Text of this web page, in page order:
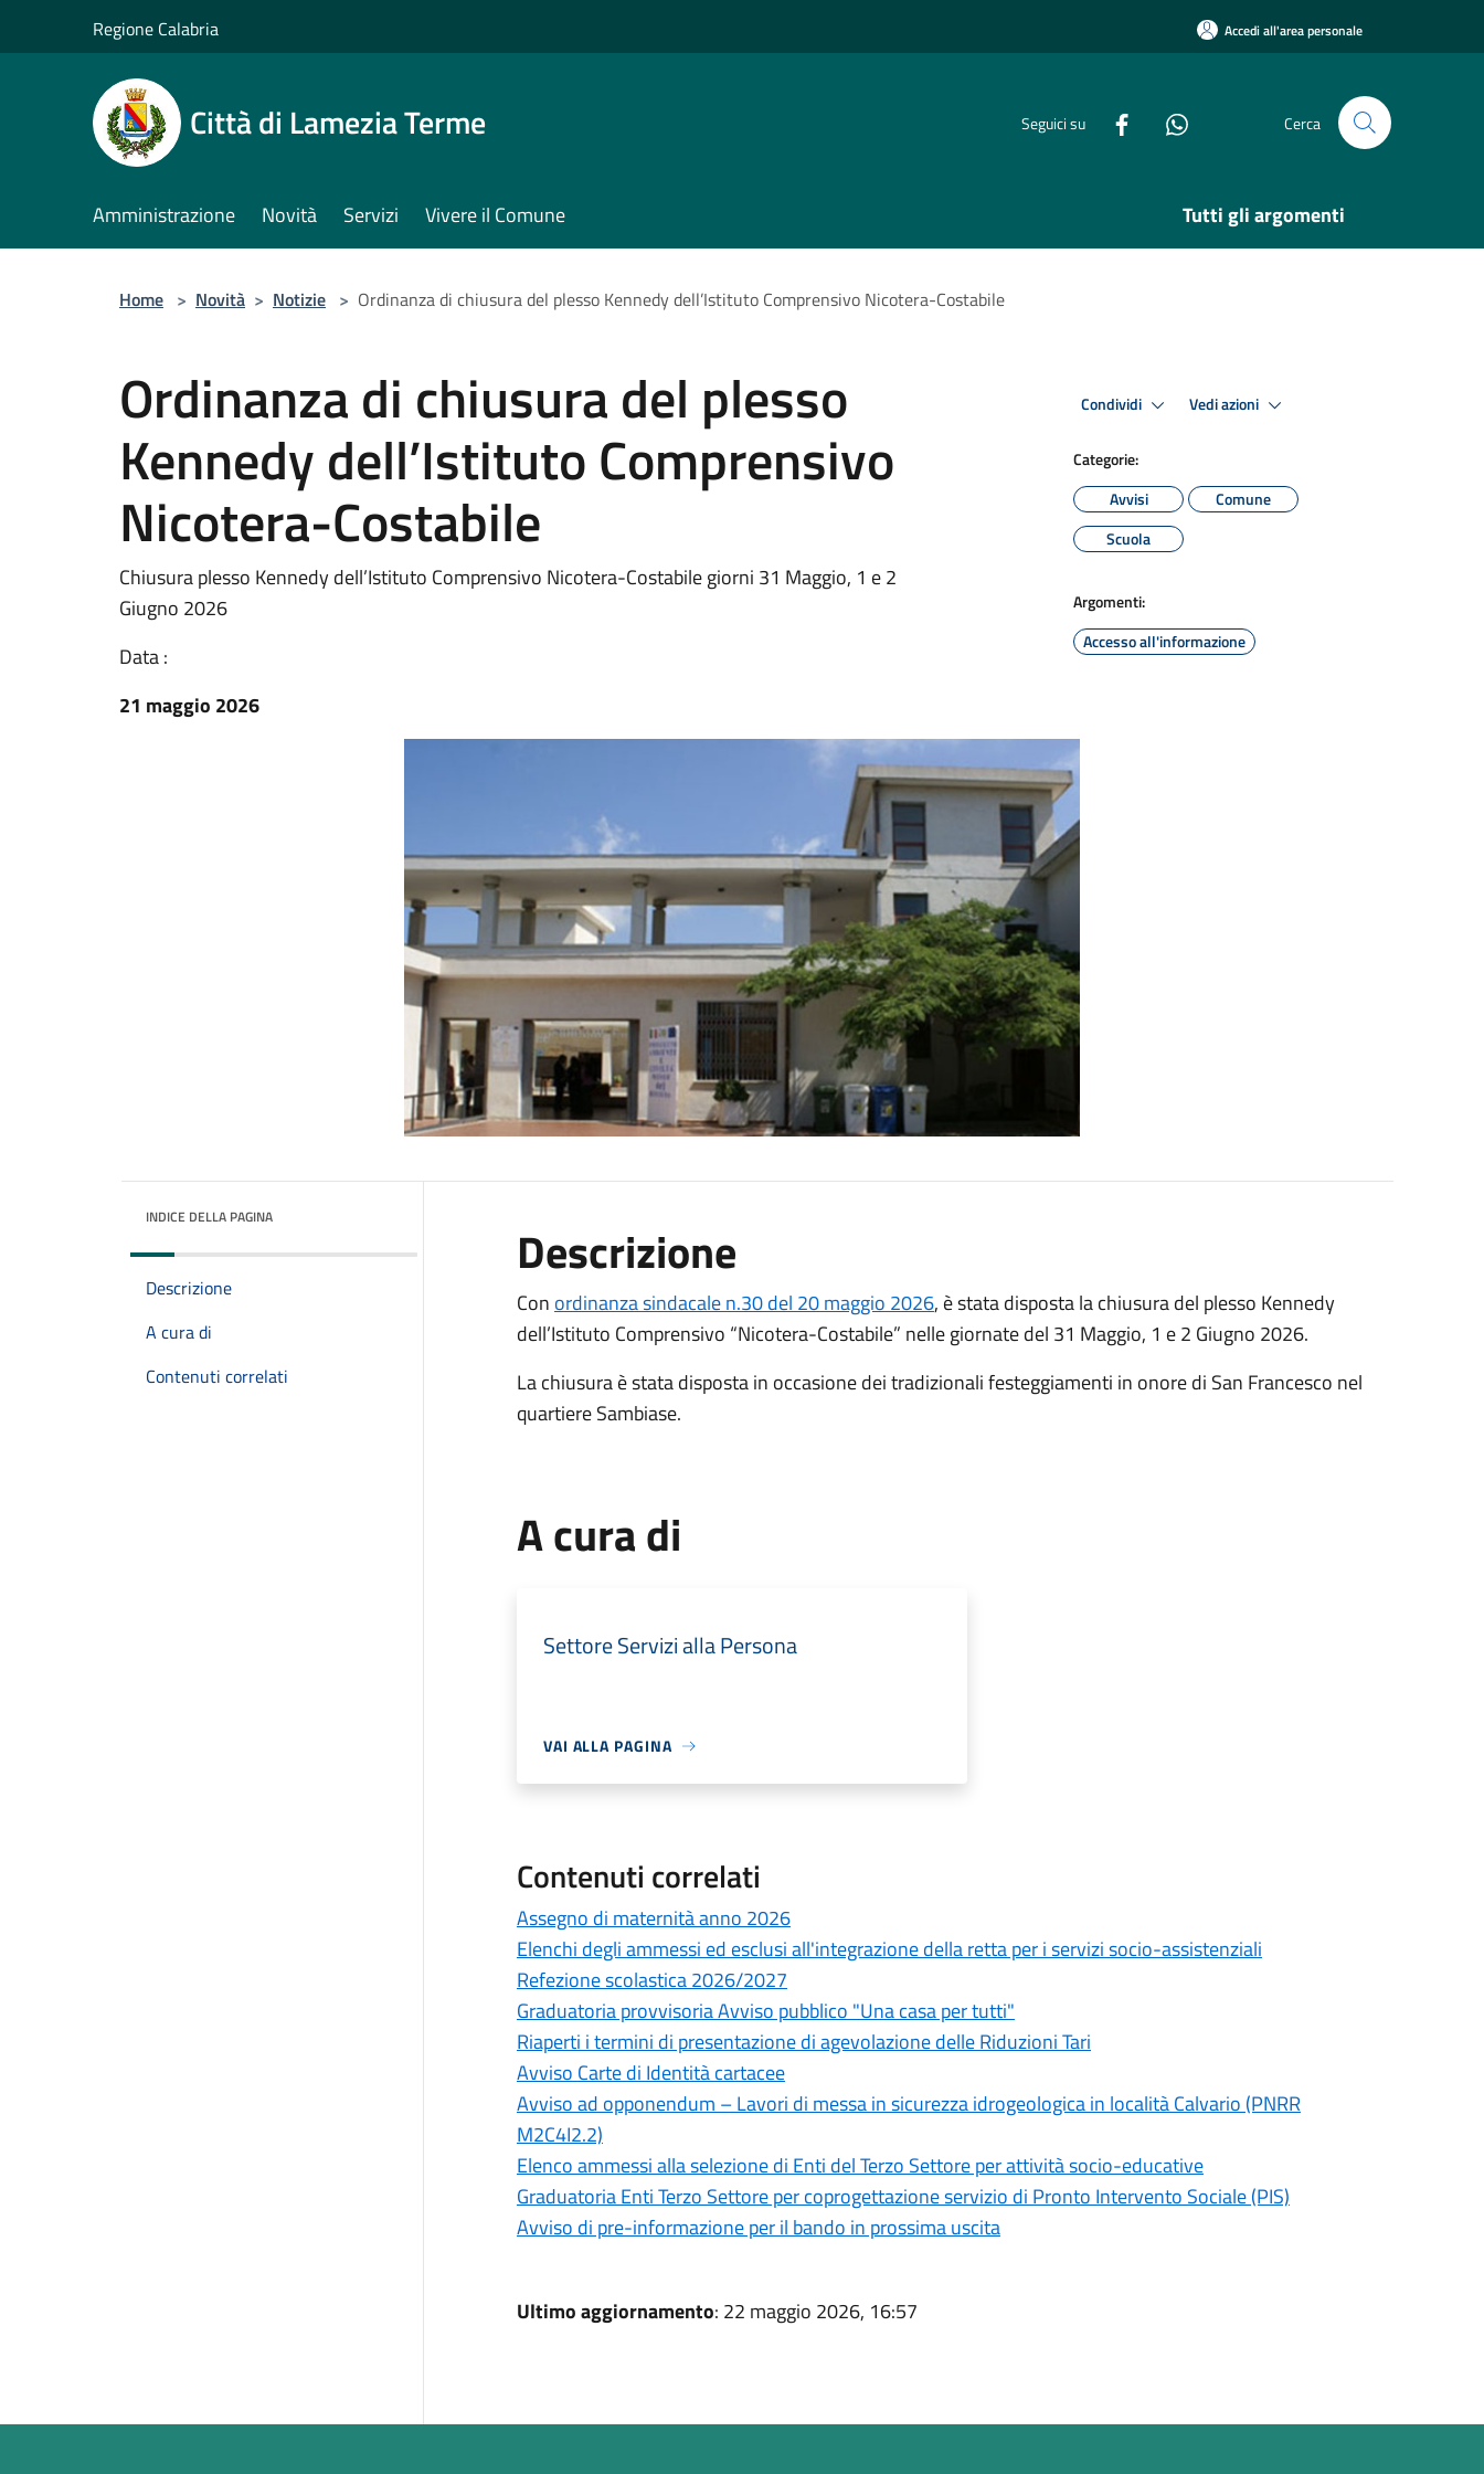
Regione Calabria Accedi all'area personale
Città di Lamezia Terme Seguici su Cerca
Amministrazione Novità Servizi Vivere il Comune Tutti gli argomenti
Home > Novità > Notizie > Ordinanza di chiusura del plesso Kennedy dell’Istituto Comprensivo Nicotera-Costabile
Ordinanza di chiusura del plesso
Kennedy dell’Istituto Comprensivo
Nicotera-Costabile
Chiusura plesso Kennedy dell’Istituto Comprensivo Nicotera-Costabile giorni 31 Maggio, 1 e 2
Giugno 2026
Data :
21 maggio 2026
Condividi Vedi azioni
Categorie:
Avvisi
Comune
Scuola
Argomenti:
Accesso all'informazione
INDICE DELLA PAGINA
Descrizione
A cura di
Contenuti correlati
Descrizione
Con ordinanza sindacale n.30 del 20 maggio 2026, è stata disposta la chiusura del plesso Kennedy
dell’Istituto Comprensivo “Nicotera-Costabile” nelle giornate del 31 Maggio, 1 e 2 Giugno 2026.
La chiusura è stata disposta in occasione dei tradizionali festeggiamenti in onore di San Francesco nel
quartiere Sambiase.
A cura di
Settore Servizi alla Persona
VAI ALLA PAGINA
Contenuti correlati
Assegno di maternità anno 2026
Elenchi degli ammessi ed esclusi all'integrazione della retta per i servizi socio-assistenziali
Refezione scolastica 2026/2027
Graduatoria provvisoria Avviso pubblico "Una casa per tutti"
Riaperti i termini di presentazione di agevolazione delle Riduzioni Tari
Avviso Carte di Identità cartacee
Avviso ad opponendum – Lavori di messa in sicurezza idrogeologica in località Calvario (PNRR
M2C4I2.2)
Elenco ammessi alla selezione di Enti del Terzo Settore per attività socio-educative
Graduatoria Enti Terzo Settore per coprogettazione servizio di Pronto Intervento Sociale (PIS)
Avviso di pre-informazione per il bando in prossima uscita
Ultimo aggiornamento: 22 maggio 2026, 16:57